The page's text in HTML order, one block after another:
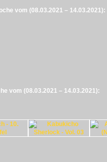
vom (08.03.2021 – 14.03.2021):
vom (08.03.2021 – 14.03.2021):